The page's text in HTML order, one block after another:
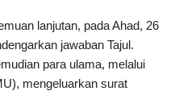
lanjutan, pada Ahad, 26
jawaban Tajul.
para ulama, melalui
mengeluarkan surat